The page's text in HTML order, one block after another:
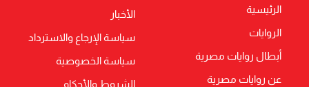
الرئيسية
الروايات
أبطال روايات مصرية
عن روايات مصرية
الأخبار
سياسة الإرجاع والاسترداد
سياسة الخصوصية
الشروط والأحكام